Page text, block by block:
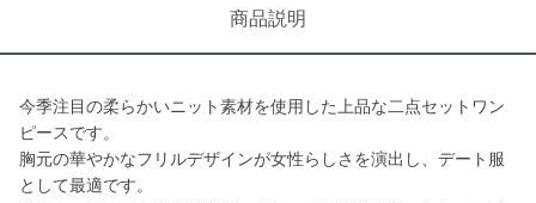
商品説明
今季注目の柔らかいニット素材を使用した上品な二点セットワン
ピースです。
胸元の華やかなフリルデザインが女性らしさを演出し、デート服
として最適です。